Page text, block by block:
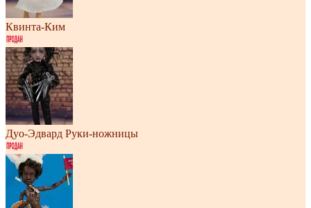
Квинта-Ким
Дуо-Эдвард Руки-ножницы